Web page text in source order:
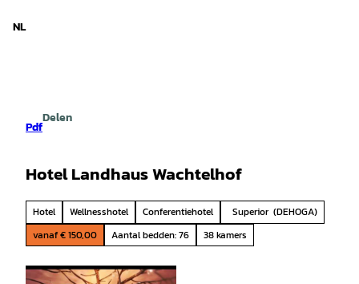
NL
Pdf
Delen
Hotel Landhaus Wachtelhof
Hotel Wellnesshotel Conferentiehotel Superior (DEHOGA)
vanaf € 150,00
Aantal bedden: 76 38 kamers